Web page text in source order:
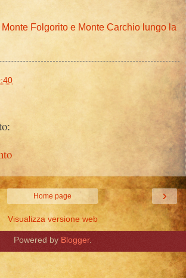
Monte Folgorito e Monte Carchio lungo la
›
Home page
Visualizza versione web
Powered by Blogger.